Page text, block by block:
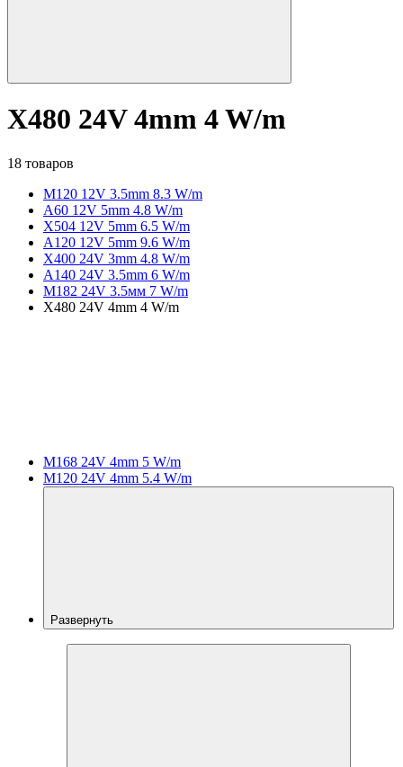
X480 24V 4mm 4 W/m
18 товаров
M120 12V 3.5mm 8.3 W/m
A60 12V 5mm 4.8 W/m
X504 12V 5mm 6.5 W/m
A120 12V 5mm 9.6 W/m
X400 24V 3mm 4.8 W/m
A140 24V 3.5mm 6 W/m
M182 24V 3.5мм 7 W/m
X480 24V 4mm 4 W/m
M168 24V 4mm 5 W/m
M120 24V 4mm 5.4 W/m
Развернуть